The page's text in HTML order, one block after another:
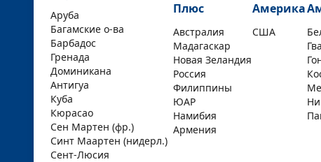
Аруба
Багамские о-ва
Барбадос
Гренада
Доминикана
Антигуа
Куба
Кюрасао
Сен Мартен (фр.)
Синт Маартен (нидерл.)
Сент-Люсия
Плюс
Австралия
Мадагаскар
Новая Зеландия
Россия
Филиппины
ЮАР
Намибия
Армения
Америка
США